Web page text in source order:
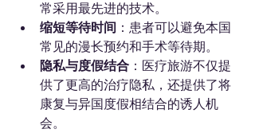
常采用最先进的技术。
缩短等待时间 ：患者可以避免本国
常见的漫长预约和手术等待期。
隐私与度假结合 ：医疗旅游不仅提
供了更高的治疗隐私，还提供了将
康复与异国度假相结合的诱人机
会。